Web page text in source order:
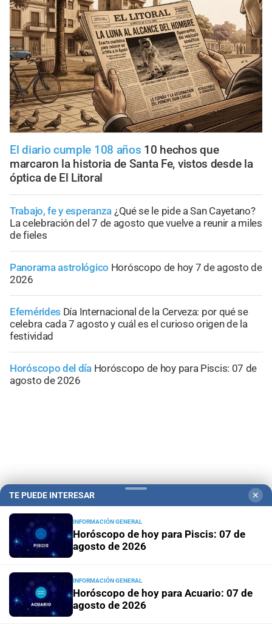
El diario cumple 108 años 10 hechos que
marcaron la historia de Santa Fe, vistos desde la
óptica de El Litoral
Trabajo, fe y esperanza ¿Qué se le pide a San Cayetano?
La celebración del 7 de agosto que vuelve a reunir a miles
de fieles
Panorama astrológico Horóscopo de hoy 7 de agosto de
2026
Efemérides Día Internacional de la Cerveza: por qué se
celebra cada 7 agosto y cuál es el curioso origen de la
festividad
Horóscopo del día Horóscopo de hoy para Piscis: 07 de
agosto de 2026
Campolitoral
Podcasts Mirador Provincial VivíMejor SF
Notife Educacion SF
TE PUEDE INTERESAR ✕
INFORMACIÓN GENERAL
Horóscopo de hoy para Piscis: 07 de
agosto de 2026
INFORMACIÓN GENERAL
Horóscopo de hoy para Acuario: 07 de
agosto de 2026